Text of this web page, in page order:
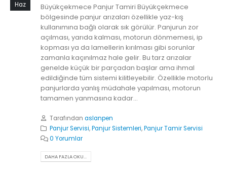
Haz
Büyükçekmece Panjur Tamiri Büyükçekmece
bölgesinde panjur arızaları özellikle yaz-kış
kullanımına bağlı olarak sık görülür. Panjurun zor
açılması, yarıda kalması, motorun dönmemesi, ip
kopması ya da lamellerin kırılması gibi sorunlar
zamanla kaçınılmaz hale gelir. Bu tarz arızalar
genelde küçük bir parçadan başlar ama ihmal
edildiğinde tüm sistemi kilitleyebilir. Özellikle motorlu
panjurlarda yanlış müdahale yapılması, motorun
tamamen yanmasına kadar...
Tarafından aslanpen
Panjur Servisi,Panjur Sistemleri,Panjur Tamir Servisi
0 Yorumlar
DAHA FAZLA OKU...